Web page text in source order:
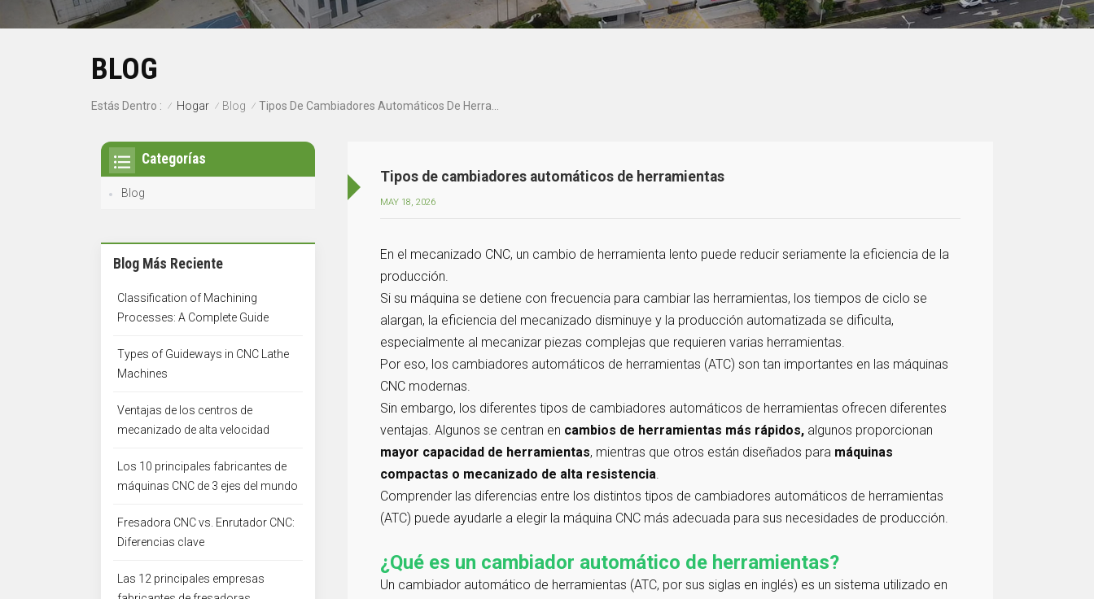
BLOG
Estás Dentro : / Hogar / Blog / Tipos De Cambiadores Automáticos De Herramientas
Tipos de cambiadores automáticos de herramientas
MAY 18, 2026
En el mecanizado CNC, un cambio de herramienta lento puede reducir seriamente la eficiencia de la
producción.
Si su máquina se detiene con frecuencia para cambiar las herramientas, los tiempos de ciclo se
alargan, la eficiencia del mecanizado disminuye y la producción automatizada se dificulta,
especialmente al mecanizar piezas complejas que requieren varias herramientas.
Por eso, los cambiadores automáticos de herramientas (ATC) son tan importantes en las máquinas
CNC modernas.
Sin embargo, los diferentes tipos de cambiadores automáticos de herramientas ofrecen diferentes
ventajas. Algunos se centran en cambios de herramientas más rápidos, algunos proporcionan
mayor capacidad de herramientas, mientras que otros están diseñados para máquinas
compactas o mecanizado de alta resistencia
Comprender las diferencias entre los distintos tipos de cambiadores automáticos de herramientas
(ATC) puede ayudarle a elegir la máquina CNC más adecuada para sus necesidades de producción.
¿Qué es un cambiador automático de herramientas?
Un cambiador automático de herramientas (ATC, por sus siglas en inglés) es un sistema utilizado en
Categorías
Blog
Blog Más Reciente
Classification of Machining
Processes: A Complete Guide
Types of Guideways in CNC Lathe
Machines
Ventajas de los centros de
mecanizado de alta velocidad
Los 10 principales fabricantes de
máquinas CNC de 3 ejes del mundo
Fresadora CNC vs. Enrutador CNC:
Diferencias clave
Las 12 principales empresas